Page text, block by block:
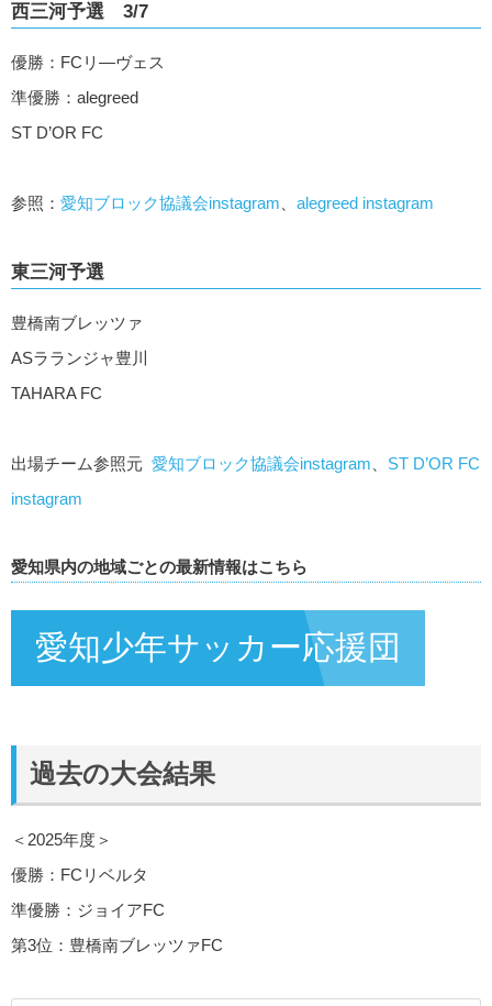
西三河予選 3/7
優勝：FCリ―ヴェス
準優勝：alegreed
ST D’OR FC
参照： 愛知ブロック協議会instagram alegreed instagram
東三河予選
豊橋南ブレッツァ
ASラランジャ豊川
TAHARA FC
出場チーム参照元 愛知ブロック協議会instagram
ST D’OR FC
instagram
愛知県内の地域ごとの最新情報はこちら
愛知少年サッカー応援団
過去の大会結果
＜2025年度＞
優勝：FCリベルタ
準優勝：ジョイアFC
第3位：豊橋南ブレッツァFC